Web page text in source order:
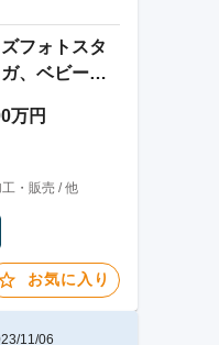
フォトスタ
、ベビーマ
万円
・販売 / 他
お気に入り
11/06